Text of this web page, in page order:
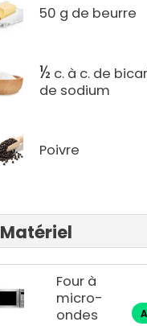
50 g de beurre
½ c. à c. de
de sodium
Poivre
Matériel
Four à
micro-
ondes